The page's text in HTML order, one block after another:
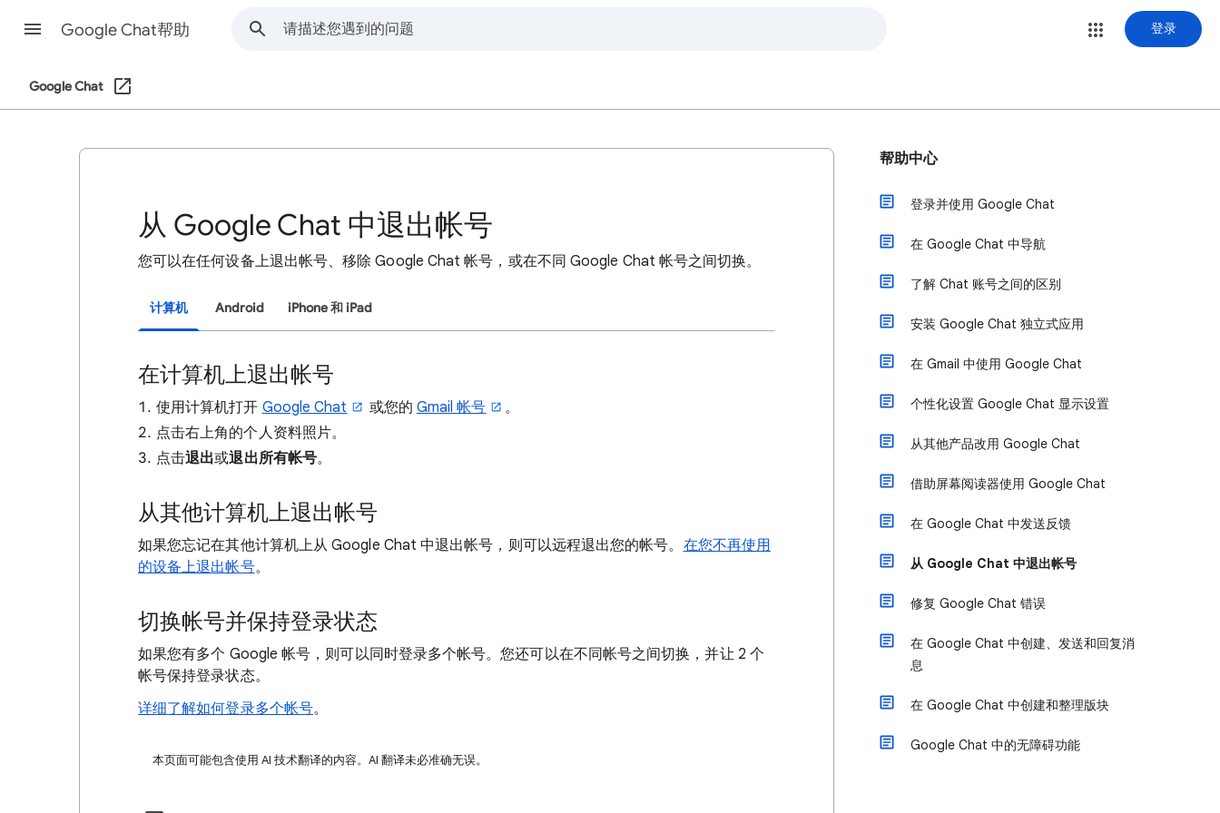
Google Chat帮助 登录
Google Chat
从 Google Chat 中退出帐号
您可以在任何设备上退出帐号、移除 Google Chat 帐号，或在不同 Google Chat 帐号之间切换。
计算机 Android iPhone 和 iPad
在计算机上退出帐号
使用计算机打开 Google Chat 或您的 Gmail 帐号
。
点击右上角的个人资料照片。
点击退出或退出所有帐号。
从其他计算机上退出帐号
如果您忘记在其他计算机上从 Google Chat 中退出帐号，则可以远程退出您的帐号。 在您不再使用
的设备上退出帐号。
切换帐号并保持登录状态
如果您有多个 Google 帐号，则可以同时登录多个帐号。您还可以在不同帐号之间切换，并让 2 个
帐号保持登录状态。
详细了解如何登录多个帐号。
本页面可能包含使用 AI 技术翻译的内容。AI 翻译未必准确无误。
帮助中心
登录并使用 Google Chat
在 Google Chat 中导航
了解 Chat 账号之间的区别
安装 Google Chat 独立式应用
在 Gmail 中使用 Google Chat
个性化设置 Google Chat 显示设置
从其他产品改用 Google Chat
借助屏幕阅读器使用 Google Chat
在 Google Chat 中发送反馈
从 Google Chat 中退出帐号
修复 Google Chat 错误
在 Google Chat 中创建、发送和回复消
息
在 Google Chat 中创建和整理版块
Google Chat 中的无障碍功能